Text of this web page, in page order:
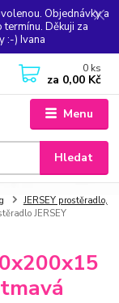
Objednávky a
Děkuji za
:-) Ivana
Menu
Hledat
0 ks
za 0,00 Kč
JERSEY prostěradlo,
JERSEY